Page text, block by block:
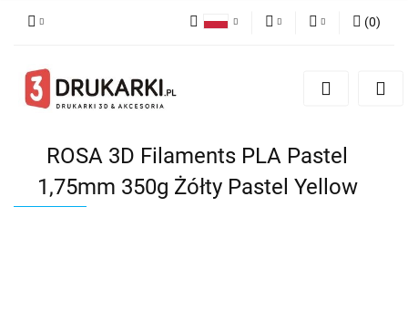
English
Zarejestruj się
(0)
ROSA 3D Filaments PLA Pastel
1,75mm 350g Żółty Pastel Yellow